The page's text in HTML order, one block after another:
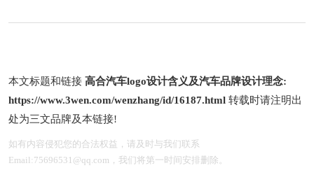
本文标题和链接 高合汽车logo设计含义及汽车品牌设计理念:
https://www.3wen.com/wenzhang/id/16187.html 转载时请注明出
处为三文品牌及本链接!
如有内容侵犯您的合法权益，请及时与我们联系
Email:75696531@qq.com，我们将第一时间安排删除。